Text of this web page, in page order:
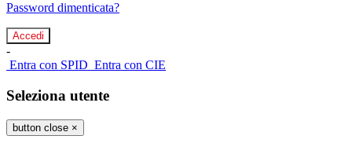
Password dimenticata?
-
Entra con SPID Entra con CIE
Seleziona utente
button close ×